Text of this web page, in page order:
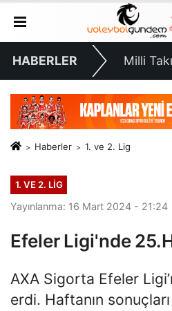
HABERLER Milli
Haberler 1. ve 2. Lig
1. VE 2. LIG
Yayınlanma: 16 Mart 2024 - 21:24
Efeler Ligi'nde
AXA Sigorta Efeler
erdi. Haftanın